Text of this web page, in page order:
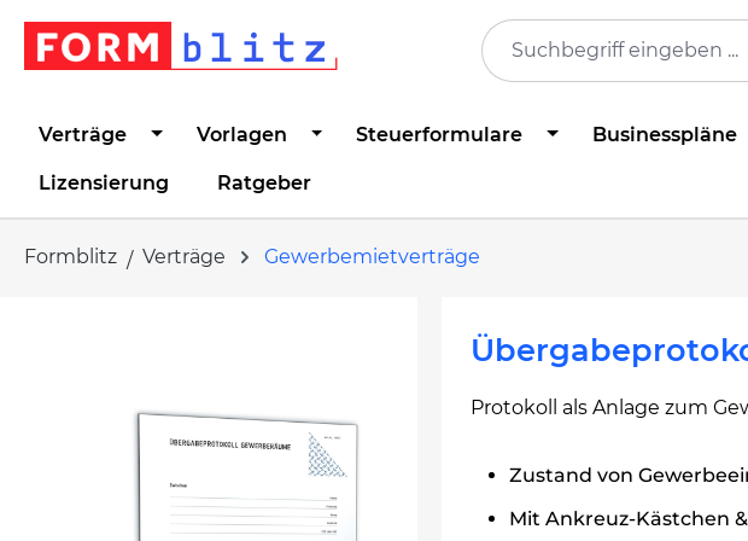
Zur Hauptnavigation springen
Verträge Vorlagen Steuerformulare Businesspläne
Lizensierung Ratgeber
Formblitz Verträge Gewerbemietverträge
Protokoll als Anlage zum
Zustand von
Mit Ankreuz-Kästchen